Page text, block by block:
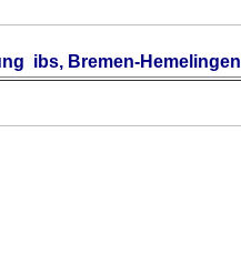
ibs, Bremen-Hemelingen